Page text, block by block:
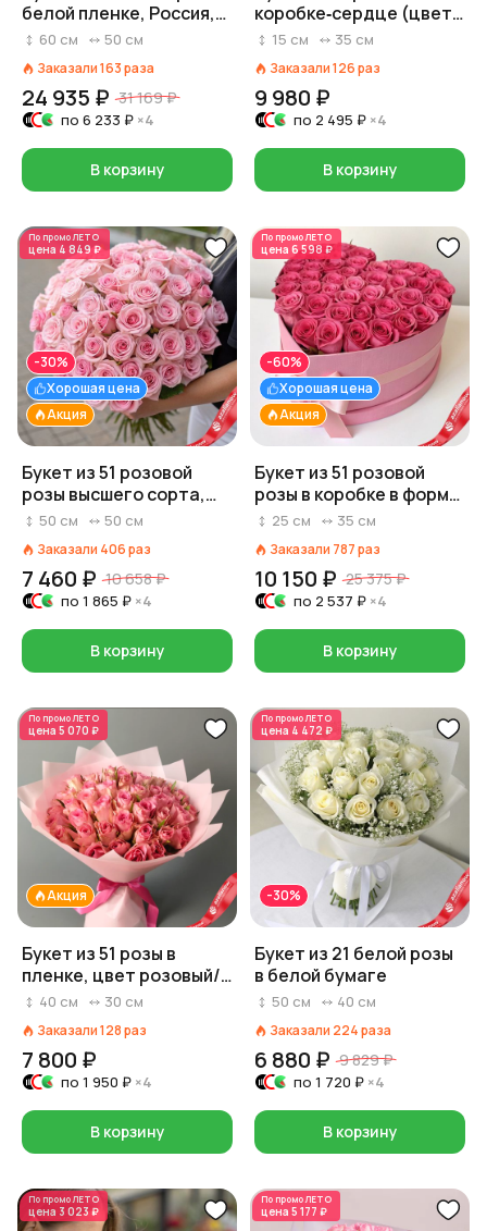
белой пленке, Россия,
60 см
60 см 50 см
Заказали163раза
24 935 ₽ 31 169 ₽
по 6 233 ₽ ×4
В корзину
коробке‑сердце (цвет
роз и коробки на выбор:
белый)
15 см 35 см
Заказали126раз
9 980 ₽
по 2 495 ₽ ×4
В корзину
По промоЛЕТО
цена 4 849 ₽
Акция
Хорошая цена
-30%
Букет из 51 розовой
розы высшего сорта,
Россия, 50 см
50 см 50 см
Заказали 406раз
7 460 ₽ 10 658 ₽
по 1 865 ₽ ×4
В корзину
По промоЛЕТО
цена 6 598 ₽
Акция
Хорошая цена
-60%
Букет из 51 розовой
розы в коробке в форме
сердца
25 см 35 см
Заказали 787раз
10 150 ₽ 25 375 ₽
по 2 537 ₽ ×4
В корзину
По промоЛЕТО
цена 5 070 ₽
Акция
Букет из 51 розы в
пленке, цвет розовый/
белый/красный на
40 см 30 см
Заказали128раз
7 800 ₽
по 1 950 ₽ ×4
В корзину
По промоЛЕТО
цена 4 472 ₽
-30%
Букет из 21 белой розы
в белой бумаге
50 см 40 см
Заказали 224раза
6 880 ₽ 9 829 ₽
по 1 720 ₽ ×4
В корзину
По промоЛЕТО
цена 3 023 ₽
По промоЛЕТО
цена 5 177 ₽